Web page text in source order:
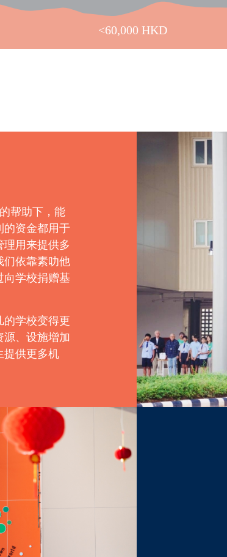
<60,000 HKD
帮助下，能
资金都用于
用来提供多
依靠素叻他
学校捐赠基
学校变得更
、设施增加
提供更多机